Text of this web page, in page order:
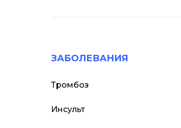
ЗАБОЛЕВАНИЯ
Тромбоз
Инсульт